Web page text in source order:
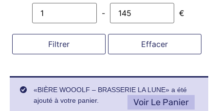
Minimum Price
- Maximum Price €
Filtrer Effacer
«BIÈRE WOOOLF – BRASSERIE LA LUNE» a été
ajouté à votre panier.
Voir Le Panier